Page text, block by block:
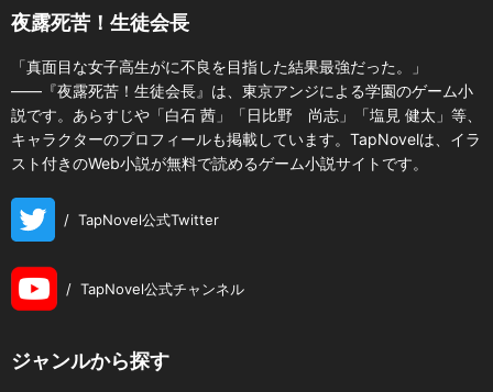
夜露死苦！生徒会長
「真面目な女子高生がに不良を目指した結果最強だった。」
――『夜露死苦！生徒会長』は、東京アンジによる学園のゲーム小
説です。あらすじや「白石 茜」「日比野 尚志」「塩見 健太」等、
キャラクターのプロフィールも掲載しています。TapNovelは、イラ
スト付きのWeb小説が無料で読めるゲーム小説サイトです。
/ TapNovel公式Twitter
/ TapNovel公式チャンネル
ジャンルから探す